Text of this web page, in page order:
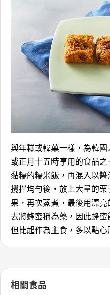
與年糕或韓菓一樣，為韓
或正月十五時享用的食品
黏糯的糯米飯，再混入以
攪拌均勻後，放上大量的
果，再次蒸煮，最後用漂
去將蜂蜜稱為藥，因此蜂
但比起作為主食，多以點心
相關食品